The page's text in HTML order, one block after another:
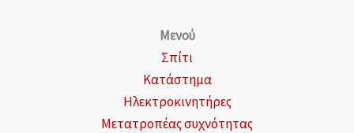
Μενού
Σπίτι
Κατάστημα
Ηλεκτροκινητήρες
Μετατροπέας συχνότητας